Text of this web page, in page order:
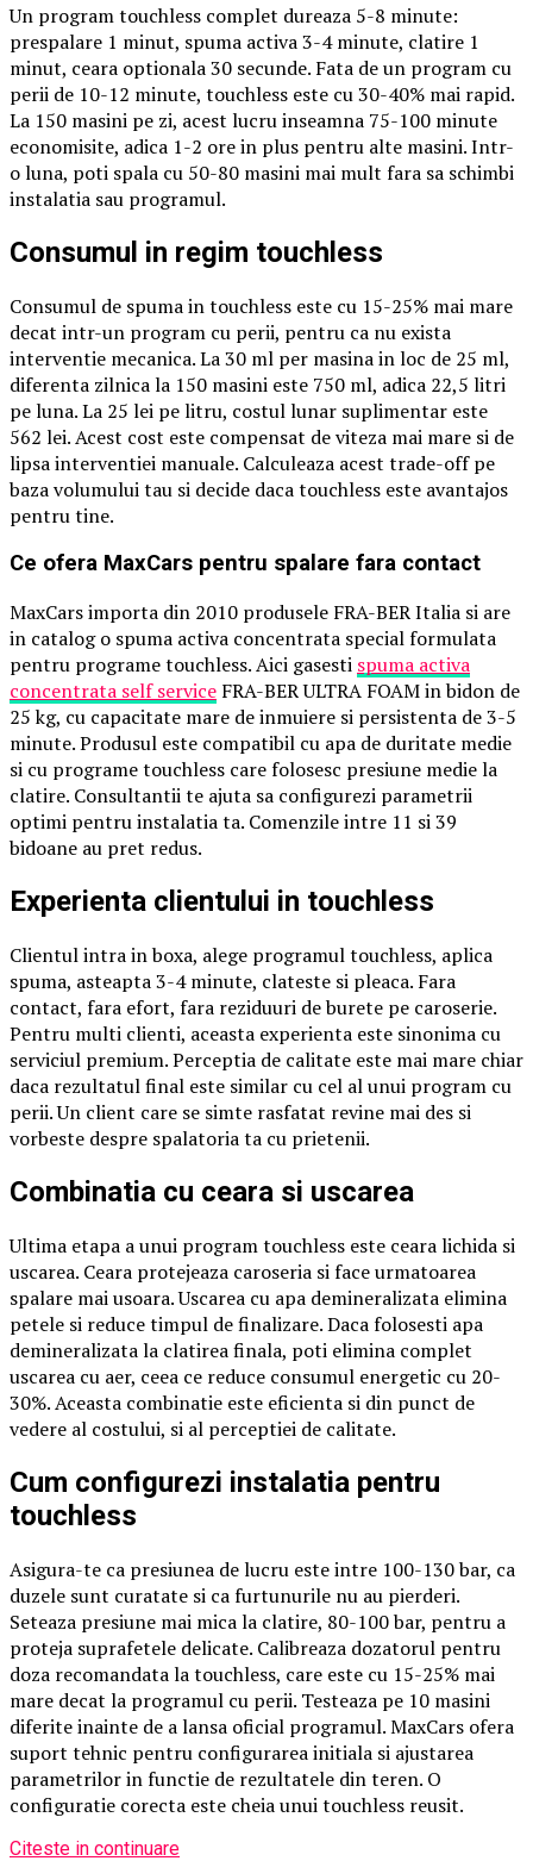
Un program touchless complet dureaza 5-8 minute:
prespalare 1 minut, spuma activa 3-4 minute, clatire 1
minut, ceara optionala 30 secunde. Fata de un program cu
perii de 10-12 minute, touchless este cu 30-40% mai rapid.
La 150 masini pe zi, acest lucru inseamna 75-100 minute
economisite, adica 1-2 ore in plus pentru alte masini. Intr-
o luna, poti spala cu 50-80 masini mai mult fara sa schimbi
instalatia sau programul.
Consumul in regim touchless
Consumul de spuma in touchless este cu 15-25% mai mare
decat intr-un program cu perii, pentru ca nu exista
interventie mecanica. La 30 ml per masina in loc de 25 ml,
diferenta zilnica la 150 masini este 750 ml, adica 22,5 litri
pe luna. La 25 lei pe litru, costul lunar suplimentar este
562 lei. Acest cost este compensat de viteza mai mare si de
lipsa interventiei manuale. Calculeaza acest trade-off pe
baza volumului tau si decide daca touchless este avantajos
pentru tine.
Ce ofera MaxCars pentru spalare fara contact
MaxCars importa din 2010 produsele FRA-BER Italia si are
in catalog o spuma activa concentrata special formulata
pentru programe touchless. Aici gasesti spuma activa
concentrata self service FRA-BER ULTRA FOAM in bidon de
25 kg, cu capacitate mare de inmuiere si persistenta de 3-5
minute. Produsul este compatibil cu apa de duritate medie
si cu programe touchless care folosesc presiune medie la
clatire. Consultantii te ajuta sa configurezi parametrii
optimi pentru instalatia ta. Comenzile intre 11 si 39
bidoane au pret redus.
Experienta clientului in touchless
Clientul intra in boxa, alege programul touchless, aplica
spuma, asteapta 3-4 minute, clateste si pleaca. Fara
contact, fara efort, fara reziduuri de burete pe caroserie.
Pentru multi clienti, aceasta experienta este sinonima cu
serviciul premium. Perceptia de calitate este mai mare chiar
daca rezultatul final este similar cu cel al unui program cu
perii. Un client care se simte rasfatat revine mai des si
vorbeste despre spalatoria ta cu prietenii.
Combinatia cu ceara si uscarea
Ultima etapa a unui program touchless este ceara lichida si
uscarea. Ceara protejeaza caroseria si face urmatoarea
spalare mai usoara. Uscarea cu apa demineralizata elimina
petele si reduce timpul de finalizare. Daca folosesti apa
demineralizata la clatirea finala, poti elimina complet
uscarea cu aer, ceea ce reduce consumul energetic cu 20-
30%. Aceasta combinatie este eficienta si din punct de
vedere al costului, si al perceptiei de calitate.
Cum configurezi instalatia pentru
touchless
Asigura-te ca presiunea de lucru este intre 100-130 bar, ca
duzele sunt curatate si ca furtunurile nu au pierderi.
Seteaza presiune mai mica la clatire, 80-100 bar, pentru a
proteja suprafetele delicate. Calibreaza dozatorul pentru
doza recomandata la touchless, care este cu 15-25% mai
mare decat la programul cu perii. Testeaza pe 10 masini
diferite inainte de a lansa oficial programul. MaxCars ofera
suport tehnic pentru configurarea initiala si ajustarea
parametrilor in functie de rezultatele din teren. O
configuratie corecta este cheia unui touchless reusit.
Citeste in continuare